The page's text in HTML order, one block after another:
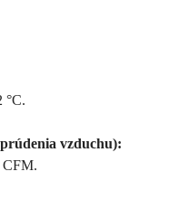
°C.
vzduchu):
CFM.